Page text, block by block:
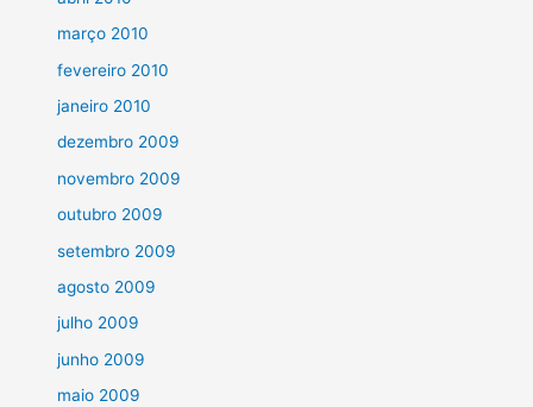
março 2010
fevereiro 2010
janeiro 2010
dezembro 2009
novembro 2009
outubro 2009
setembro 2009
agosto 2009
julho 2009
junho 2009
maio 2009